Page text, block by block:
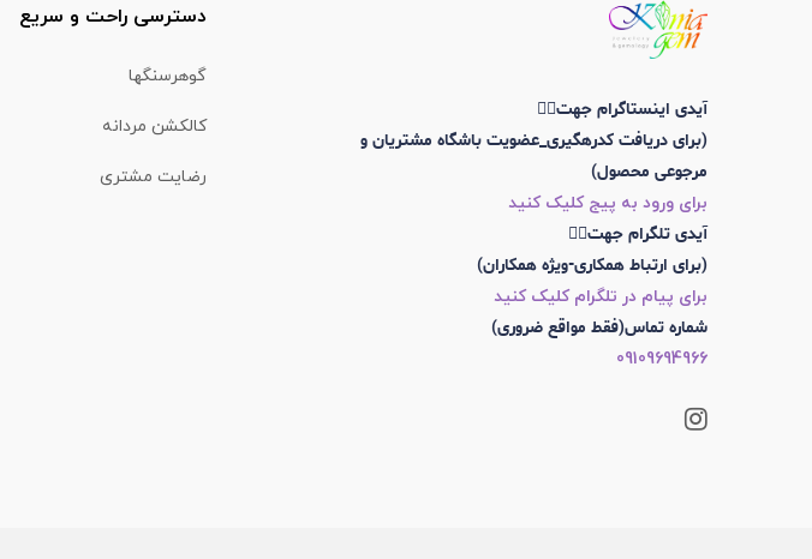
آیدی اینستاگرام جهت👇🏼
(برای دریافت کدرهگیری_عضویت باشگاه مشتریان و
مرجوعی محصول)
برای ورود به پیج کلیک کنید
آیدی تلگرام جهت👇🏼
(برای ارتباط همکاری-ویژه همکاران)
برای پیام در تلگرام کلیک کنید
شماره تماس(فقط مواقع ضروری)
09109694966
دسترسی راحت و سریع
گوهرسنگها
کالکشن مردانه
رضایت مشتری